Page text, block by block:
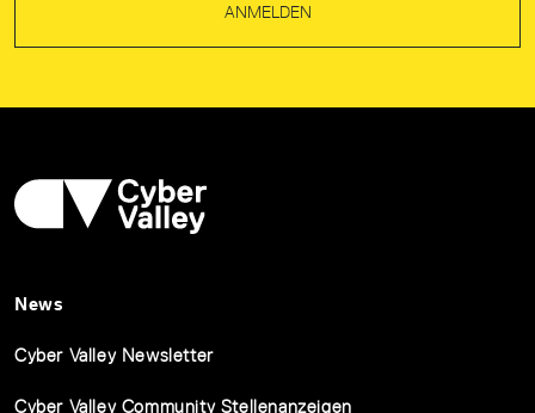
ANMELDEN
News
Cyber Valley Newsletter
Cyber Valley Community Stellenanzeigen